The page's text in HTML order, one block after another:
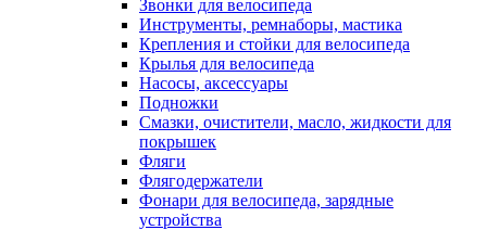
Звонки для велосипеда
Инструменты, ремнаборы, мастика
Крепления и стойки для велосипеда
Крылья для велосипеда
Насосы, аксессуары
Подножки
Смазки, очистители, масло, жидкости для
покрышек
Фляги
Флягодержатели
Фонари для велосипеда, зарядные
устройства